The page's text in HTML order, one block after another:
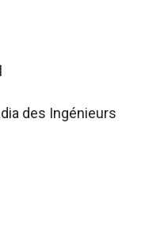
des Ingénieurs